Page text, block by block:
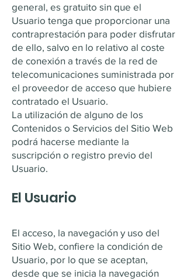
general, es gratuito sin que el
Usuario tenga que proporcionar una
contraprestación para poder disfrutar
de ello, salvo en lo relativo al coste
de conexión a través de la red de
telecomunicaciones suministrada por
el proveedor de acceso que hubiere
contratado el Usuario.
La utilización de alguno de los
Contenidos o Servicios del Sitio Web
podrá hacerse mediante la
suscripción o registro previo del
Usuario.
El Usuario
El acceso, la navegación y uso del
Sitio Web, confiere la condición de
Usuario, por lo que se aceptan,
desde que se inicia la navegación